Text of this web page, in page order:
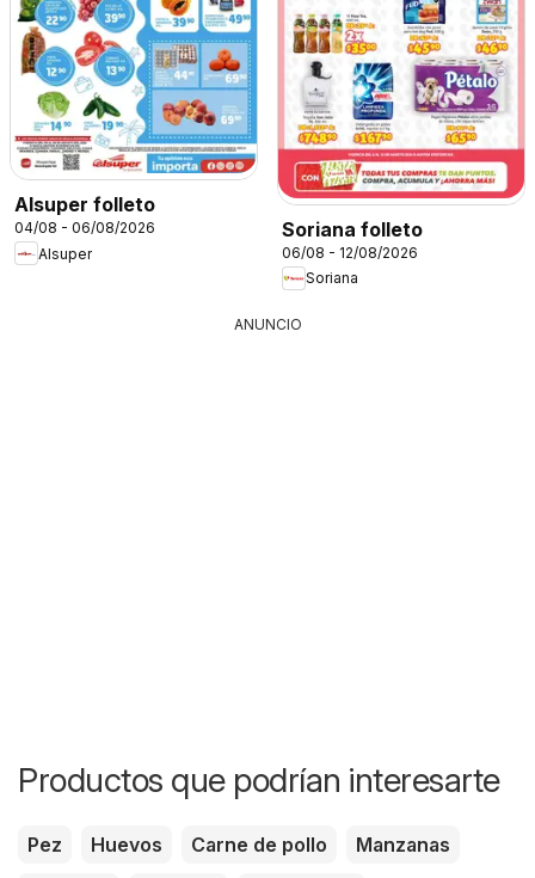
Alsuper folleto
04/08 - 06/08/2026
Alsuper
Soriana folleto
06/08 - 12/08/2026
Soriana
ANUNCIO
Productos que podrían interesarte
Pez Huevos Carne de pollo
Manzanas